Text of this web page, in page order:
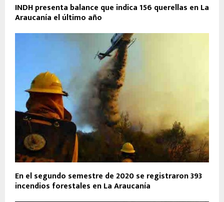
INDH presenta balance que indica 156 querellas en La
Araucanía el último año
En el segundo semestre de 2020 se registraron 393
incendios forestales en La Araucanía